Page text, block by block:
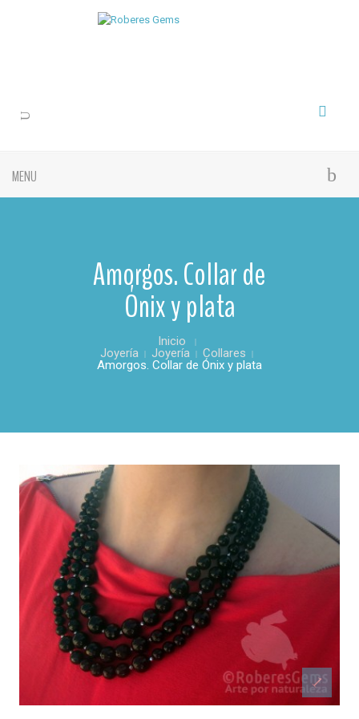
MENU
Amorgos. Collar de
Ónix y plata
Inicio
Joyería
Joyería
Collares
Amorgos. Collar de Ónix y plata